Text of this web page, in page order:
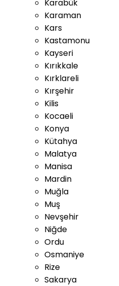
Karabük
Karaman
Kars
Kastamonu
Kayseri
Kırıkkale
Kırklareli
Kırşehir
Kilis
Kocaeli
Konya
Kütahya
Malatya
Manisa
Mardin
Muğla
Muş
Nevşehir
Niğde
Ordu
Osmaniye
Rize
Sakarya